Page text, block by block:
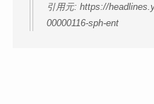
引用元: https://
00000116-sph-ent